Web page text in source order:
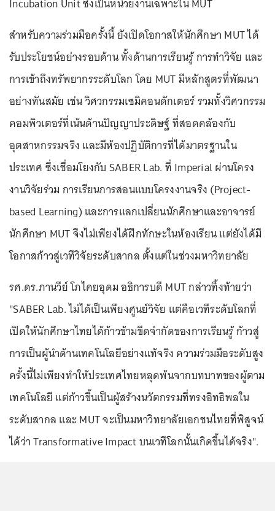
สำหรับความร่วมมือครั้งนี้ ยังเปิดโอกาสให้นักศึกษา MUT ได้
รับประโยชน์อย่างรอบด้าน ทั้งด้านการเรียนรู้ การทำวิจัย และ
การเข้าถึงทรัพยากรระดับโลก โดย MUT มีหลักสูตรที่พัฒนา
อย่างทันสมัย เช่น วิศวกรรมเซมิคอนดักเตอร์ รวมทั้งวิศวกรรม
คอมพิวเตอร์ที่เน้นด้านปัญญาประดิษฐ์ ที่สอดคล้องกับ
อุตสาหกรรมจริง และมีห้องปฏิบัติการที่ได้มาตรฐานใน
ประเทศ ซึ่งเชื่อมโยงกับ SABER Lab. ที่ Imperial ผ่านโครง
งานวิจัยร่วม การเรียนการสอนแบบโครงงานจริง (Project-
based Learning) และการแลกเปลี่ยนนักศึกษาและอาจารย์
นักศึกษา MUT จึงไม่เพียงได้ฝึกทักษะในห้องเรียน แต่ยังได้มี
โอกาสก้าวสู่เวทีวิจัยระดับสากล ตั้งแต่ในช่วงมหาวิทยาลัย
รศ.ดร.ภานวีย์ โภไคยอุดม อธิการบดี MUT กล่าวทิ้งท้ายว่า
"SABER Lab. ไม่ได้เป็นเพียงศูนย์วิจัย แต่คือเวทีระดับโลกที่
เปิดให้นักศึกษาไทยได้ก้าวข้ามขีดจำกัดของการเรียนรู้ ก้าวสู่
การเป็นผู้นำด้านเทคโนโลยีอย่างแท้จริง ความร่วมมือระดับสูง
ครั้งนี้ไม่เพียงทำให้ประเทศไทยหลุดพ้นจากบทบาทของผู้ตาม
เทคโนโลยี แต่ก้าวขึ้นเป็นผู้สร้างนวัตกรรมที่ทรงอิทธิพลใน
ระดับสากล และ MUT จะเป็นมหาวิทยาลัยเอกชนไทยที่พิสูจน์
ได้ว่า Transformative Impact บนเวทีโลกนั้นเกิดขึ้นได้จริง".